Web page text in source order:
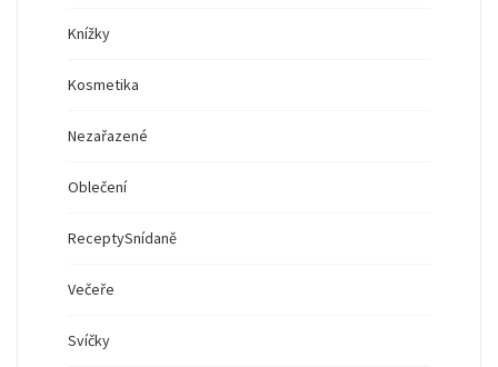
Knížky
Kosmetika
Nezařazené
Oblečení
ReceptySnídaně
Večeře
Svíčky